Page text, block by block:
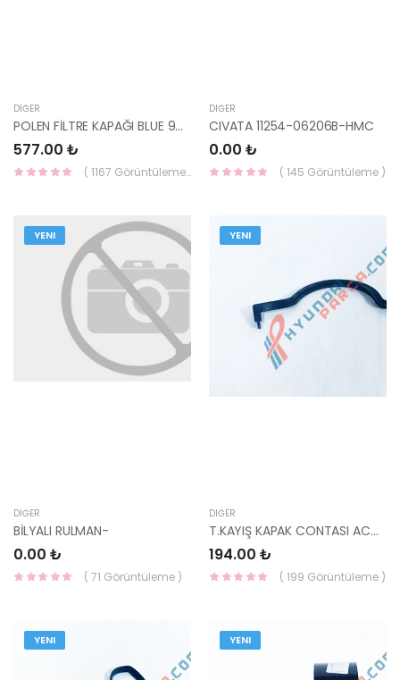
DIĞER
POLEN FİLTRE KAPAĞI BLUE 97129-1R000-HMC
577.00 ₺
( 1167 Görüntüleme )
DIĞER
CIVATA 11254-06206B-HMC
0.00 ₺
( 145 Görüntüleme )
YENI
DIĞER
BİLYALI RULMAN-
0.00 ₺
( 71 Görüntüleme )
YENI
DIĞER
T.KAYIŞ KAPAK CONTASI ACC DSL 21362-27001-HMC
194.00 ₺
( 199 Görüntüleme )
YENI YENI